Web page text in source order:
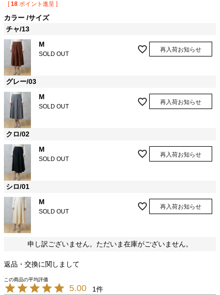
[ 18 ポイント進呈 ]
カラー サイズ
チャ/13
M
SOLD OUT
再入荷お知らせ
グレー/03
M
SOLD OUT
再入荷お知らせ
クロ/02
M
SOLD OUT
再入荷お知らせ
シロ/01
M
SOLD OUT
再入荷お知らせ
申し訳ございません。ただいま在庫がございません。
返品・交換に関しまして
5.00 1